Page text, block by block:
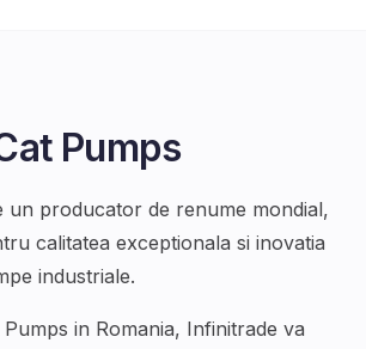
Pumps
un producator de renume mondial,
calitatea exceptionala si inovatia
industriale.
Pumps in Romania, Infinitrade va